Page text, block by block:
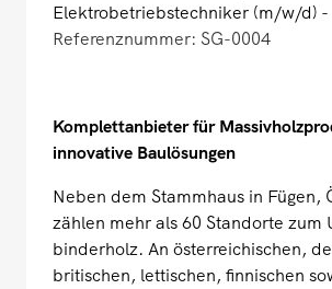
Elektrobetriebstechniker (m/w/d) -
Referenznummer: SG-0004
Komplettanbieter für
innovative Baulösungen
Neben dem Stammhaus in Fügen,
zählen mehr als 60 Standorte zum
binderholz. An österreichischen,
britischen, lettischen, finnischen